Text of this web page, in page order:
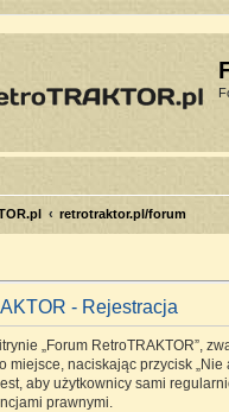
retrotraktor.pl/forum
- Rejestracja
„Forum RetroTRAKTOR”,
miejsce, naciskając przycisk
aby użytkownicy sami
prawnymi.